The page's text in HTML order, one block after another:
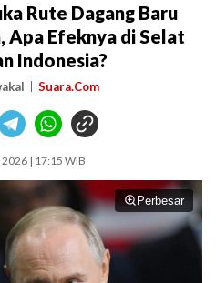
Rute Dagang Baru
Apa Efeknya di Selat
Indonesia?
Suara.Com
2026 | 17:15 WIB
Perbesar